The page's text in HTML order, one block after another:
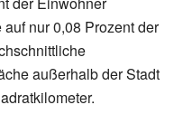
nur 0,08 Prozent der
außerhalb der Stadt